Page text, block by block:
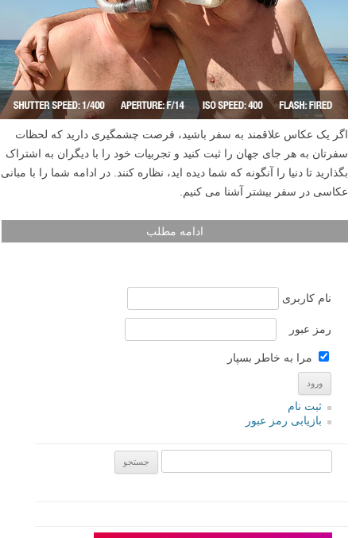
اگر یک عکاس علاقمند به سفر باشید، فرصت چشمگیری دارید که لحظات
سفرتان به هر جای جهان را ثبت کنید و تجربیات خود را با دیگران به اشتراک
بگذارید تا دنیا را آنگونه که شما دیده اید، نظاره کنند. در ادامه شما را با مبانی
عکاسی در سفر بیشتر آشنا می کنیم.
ادامه مطلب
نام کاربری
رمز عبور
مرا به خاطر بسپار
ثبت نام
بازیابی رمز عبور